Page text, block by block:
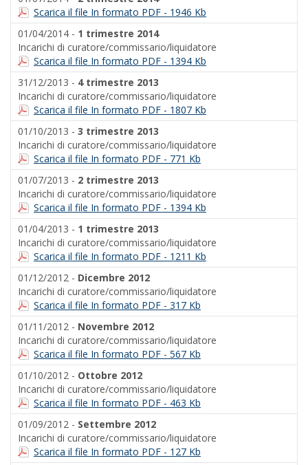
Scarica il file In formato PDF - 1946 Kb
01/04/2014 - 1 trimestre 2014
Incarichi di curatore/commissario/liquidatore
Scarica il file In formato PDF - 1394 Kb
31/12/2013 - 4 trimestre 2013
Incarichi di curatore/commissario/liquidatore
Scarica il file In formato PDF - 1807 Kb
01/10/2013 - 3 trimestre 2013
Incarichi di curatore/commissario/liquidatore
Scarica il file In formato PDF - 771 Kb
01/07/2013 - 2 trimestre 2013
Incarichi di curatore/commissario/liquidatore
Scarica il file In formato PDF - 1394 Kb
01/04/2013 - 1 trimestre 2013
Incarichi di curatore/commissario/liquidatore
Scarica il file In formato PDF - 1211 Kb
01/12/2012 - Dicembre 2012
Incarichi di curatore/commissario/liquidatore
Scarica il file In formato PDF - 317 Kb
01/11/2012 - Novembre 2012
Incarichi di curatore/commissario/liquidatore
Scarica il file In formato PDF - 567 Kb
01/10/2012 - Ottobre 2012
Incarichi di curatore/commissario/liquidatore
Scarica il file In formato PDF - 463 Kb
01/09/2012 - Settembre 2012
Incarichi di curatore/commissario/liquidatore
Scarica il file In formato PDF - 127 Kb